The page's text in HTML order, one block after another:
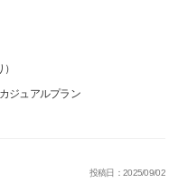
ジュアルプラン
投稿日：2025/09/02